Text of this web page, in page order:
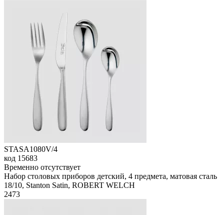
STASA1080V/4
код 15683
Временно отсутствует
Набор столовых приборов детский, 4 предмета, матовая сталь
18/10, Stanton Satin, ROBERT WELCH
2473